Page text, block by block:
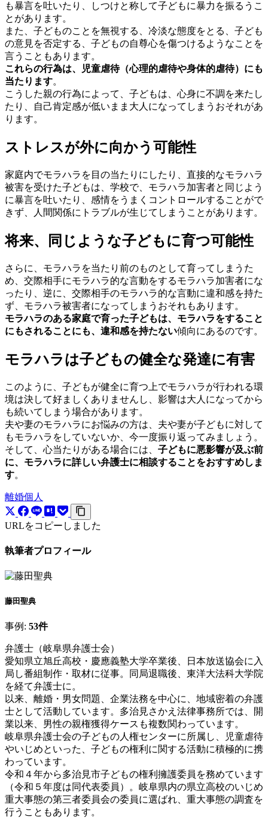
も暴言を吐いたり、しつけと称して子どもに暴力を振るうこ
とがあります。
また、子どものことを無視する、冷淡な態度をとる、子ども
の意見を否定する、子どもの自尊心を傷つけるようなことを
言うこともあります。
これらの行為は、児童虐待（心理的虐待や身体的虐待）にも
当たります。
こうした親の行為によって、子どもは、心身に不調を来たし
たり、自己肯定感が低いまま大人になってしまうおそれがあ
ります。
ストレスが外に向かう可能性
家庭内でモラハラを目の当たりにしたり、直接的なモラハラ
被害を受けた子どもは、学校で、モラハラ加害者と同じよう
に暴言を吐いたり、感情をうまくコントロールすることがで
きず、人間関係にトラブルが生じてしまうことがあります。
将来、同じような子どもに育つ可能性
さらに、モラハラを当たり前のものとして育ってしまうた
め、交際相手にモラハラ的な言動をするモラハラ加害者にな
ったり、逆に、交際相手のモラハラ的な言動に違和感を持た
ず、モラハラ被害者になってしまうおそれもあります。
モラハラのある家庭で育った子どもは、モラハラをすること
にもされることにも、違和感を持たない傾向にあるのです。
モラハラは子どもの健全な発達に有害
このように、子どもが健全に育つ上でモラハラが行われる環
境は決して好ましくありませんし、影響は大人になってから
も続いてしまう場合があります。
夫や妻のモラハラにお悩みの方は、夫や妻が子どもに対して
もモラハラをしていないか、今一度振り返ってみましょう。
そして、心当たりがある場合には、 子どもに悪影響が及ぶ前
に、モラハラに詳しい弁護士に相談することをおすすめしま
す。
離婚個人
URLをコピーしました
執筆者プロフィール
藤田聖典
事例: 53件
弁護士（岐阜県弁護士会）
愛知県立旭丘高校・慶應義塾大学卒業後、日本放送協会に入
局し番組制作・取材に従事。同局退職後、東洋大法科大学院
を経て弁護士に。
以来、離婚・男女問題、企業法務を中心に、地域密着の弁護
士として活動しています。多治見さかえ法律事務所では、開
業以来、男性の親権獲得ケースも複数関わっています。
岐阜県弁護士会の子どもの人権センターに所属し、児童虐待
やいじめといった、子どもの権利に関する活動に積極的に携
わっています。
令和４年から多治見市子どもの権利擁護委員を務めています
（令和５年度は同代表委員）。岐阜県内の県立高校のいじめ
重大事態の第三者委員会の委員に選ばれ、重大事態の調査を
行うこともあります。